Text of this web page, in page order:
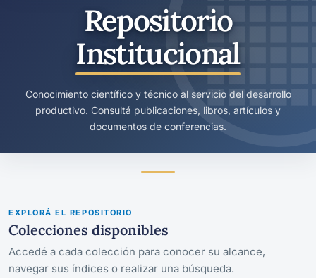
Repositorio
Institucional
Conocimiento científico y técnico al servicio del desarrollo
productivo. Consultá publicaciones, libros, artículos y
documentos de conferencias.
EXPLORÁ EL REPOSITORIO
Colecciones disponibles
Accedé a cada colección para conocer su alcance,
navegar sus índices o realizar una búsqueda.